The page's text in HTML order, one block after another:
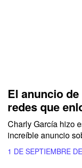
El anuncio
redes que
Charly García hizo
increíble anuncio
1 DE SEPTIEMBRE